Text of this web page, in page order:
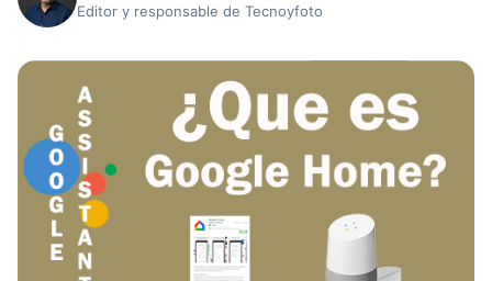
Editor y responsable de Tecnoyfoto